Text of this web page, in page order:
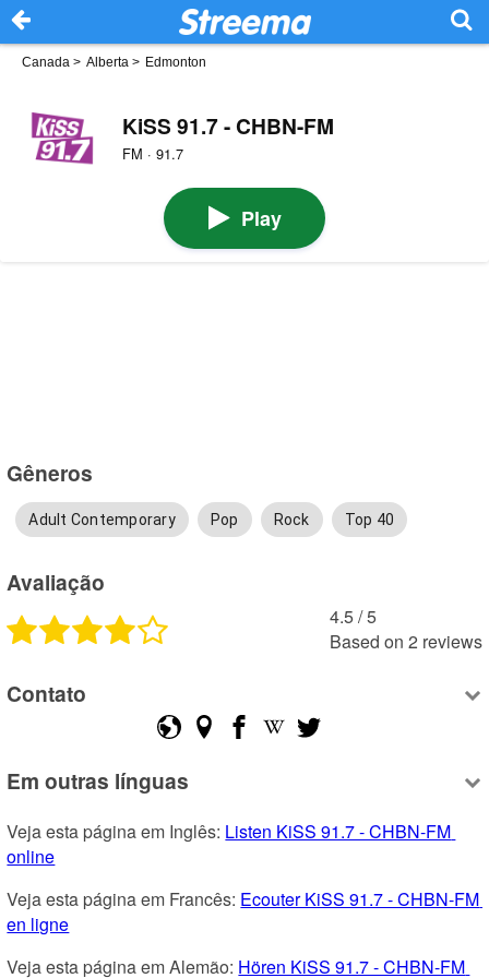
Canada > Alberta > Edmonton
KiSS 91.7 - CHBN-FM
FM · 91.7
Play
Gêneros
Adult Contemporary Pop Rock Top 40
Avaliação
4.5 /5
Based on 2 reviews
Contato
Em outras línguas
Veja esta página em Inglês: Listen KiSS 91.7 - CHBN-FM
online
Veja esta página em Francês: Ecouter KiSS 91.7 - CHBN-FM
en ligne
Veja esta página em Alemão: Hören KiSS 91.7 - CHBN-FM